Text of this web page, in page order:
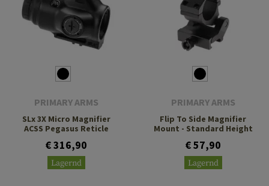
PRIMARY ARMS
SLx 3X Micro Magnifier
ACSS Pegasus Reticle
€ 316,90
Lagernd
PRIMARY ARMS
Flip To Side Magnifier
Mount - Standard Height
€ 57,90
Lagernd